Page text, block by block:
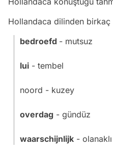
Hollandaca dilinden birkaç
bedroefd - mutsuz
lui - tembel
noord - kuzey
overdag - gündüz
waarschijnlijk - olanaklı